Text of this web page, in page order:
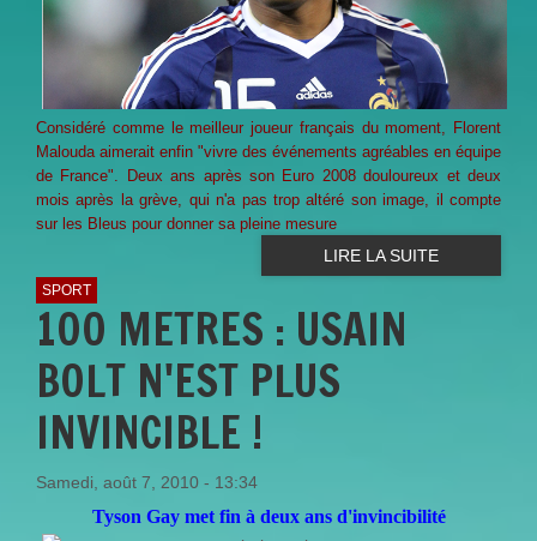
Considéré comme le meilleur joueur français du moment, Florent
Malouda aimerait enfin "vivre des événements agréables en équipe
de France". Deux ans après son Euro 2008douloureux et deux
mois après la grève, qui n'a pas trop altéré son image, il compte
sur les Bleus pour donner sa pleine mesure
LIRE LA SUITE
SPORT
100 METRES : USAIN
BOLT N'EST PLUS
INVINCIBLE !
Samedi, août 7, 2010 - 13:34
Tyson Gay met fin à deux ans d'invincibilité